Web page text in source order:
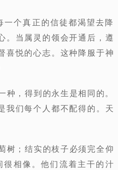
个真正的信徒都渴望去降
。当属灵的领会开通后，遵
喜悦的心志。这种降服于神
，得到的永生是相同的。
我们每个人都不配得的。天
树；结实的枝子必须完全仰
相像。他们流着主干的汁